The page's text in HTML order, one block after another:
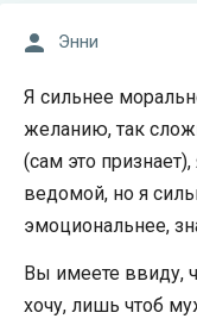
Энни
Я сильнее
желанию, так
(сам это
ведомой, но я
эмоциональнее,
Вы имеете ввиду,
хочу, лишь чтоб